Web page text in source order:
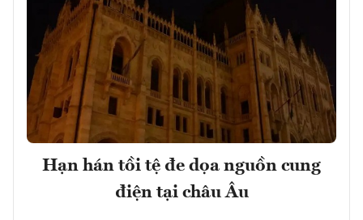
Hạn hán tồi tệ đe dọa nguồn cung
điện tại châu Âu